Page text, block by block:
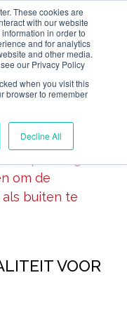
These cookies are
with our website
in order to
and for analytics
and other media.
our Privacy Policy
when you visit this
browser to remember
Decline All
VOOR
om de
buiten te
VOOR